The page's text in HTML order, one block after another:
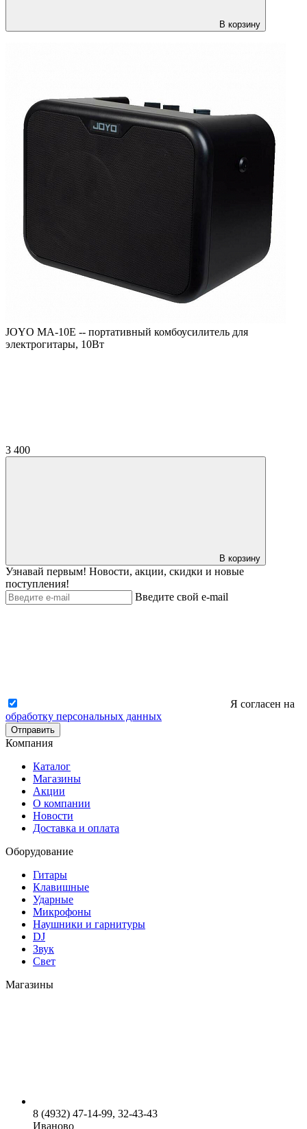
В корзину
JOYO MA-10E -- портативный комбоусилитель для
электрогитары, 10Вт
3 400
В корзину
Узнавай первым! Новости, акции, скидки и новые
поступления!
Введите свой e-mail
Я согласен на
обработку персональных данных
Отправить
Компания
Каталог
Магазины
Акции
О компании
Новости
Доставка и оплата
Оборудование
Гитары
Клавишные
Ударные
Микрофоны
Наушники и гарнитуры
DJ
Звук
Свет
Магазины
8 (4932) 47-14-99, 32-43-43
Иваново